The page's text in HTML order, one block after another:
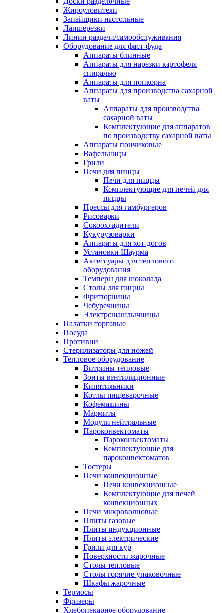
Жироуловители
Запайщики настольные
Лапшерезки
Линии раздачи/самообслуживания
Оборудование для фаст-фуда
Аппараты блинные
Аппараты для нарезки картофеля
спиралью
Аппараты для попкорна
Аппараты для производства сахарной
ваты
Аппараты для производства
сахарной ваты
Комплектующие для аппаратов
по производству сахарной ваты
Аппараты пончиковые
Вафельницы
Грили
Печи для пиццы
Печи для пиццы
Комплектующие для печей для
пиццы
Прессы для гамбургеров
Рисоварки
Сокоохладители
Кукурузоварки
Аппараты для хот-догов
Установки Шаурма
Аксессуары для теплового
оборудования
Темперы для шоколада
Столы для пиццы
Фритюрницы
Чебуречницы
Электрошашлычницы
Палатки торговые
Посуда
Противни
Стерилизаторы для ножей
Тепловое оборудование
Витрины тепловые
Зонты вентиляционные
Кипятильники
Котлы пищеварочные
Кофемашины
Мармиты
Модули нейтральные
Пароконвектоматы
Пароконвектоматы
Комплектующие для
пароконвектоматов
Тостеры
Печи конвекционные
Печи конвекционные
Комплектующие для печей
конвекционных
Печи микроволновые
Плиты газовые
Плиты индукционные
Плиты электрические
Грили для кур
Поверхности жарочные
Столы тепловые
Столы горячие упаковочные
Шкафы жарочные
Термосы
Фризеры
Хлебопекарное оборудование